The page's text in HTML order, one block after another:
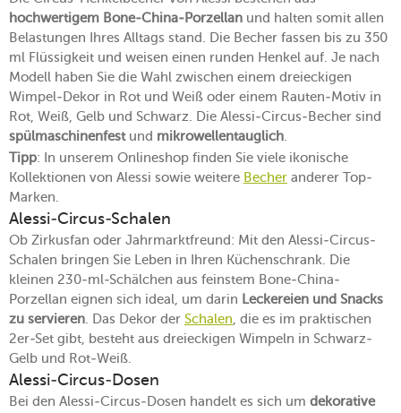
hochwertigem Bone-China-Porzellan und halten somit allen
Belastungen Ihres Alltags stand. Die Becher fassen bis zu 350
ml Flüssigkeit und weisen einen runden Henkel auf. Je nach
Modell haben Sie die Wahl zwischen einem dreieckigen
Wimpel-Dekor in Rot und Weiß oder einem Rauten-Motiv in
Rot, Weiß, Gelb und Schwarz. Die Alessi-Circus-Becher sind
spülmaschinenfestund mikrowellentauglich
Tipp: In unserem Onlineshop finden Sie viele ikonische
Kollektionen von Alessi sowie weitere Becher anderer Top-
Marken.
Alessi-Circus-Schalen
Ob Zirkusfan oder Jahrmarktfreund: Mit den Alessi-Circus-
Schalen bringen Sie Leben in Ihren Küchenschrank. Die
kleinen 230-ml-Schälchen aus feinstem Bone-China-
Porzellan eignen sich ideal, um darin Leckereien und Snacks
zu servieren . Das Dekor der Schalen , die es im praktischen
2er-Set gibt, besteht aus dreieckigen Wimpeln in Schwarz-
Gelb und Rot-Weiß.
Alessi-Circus-Dosen
Bei den Alessi-Circus-Dosen handelt es sich um dekorative